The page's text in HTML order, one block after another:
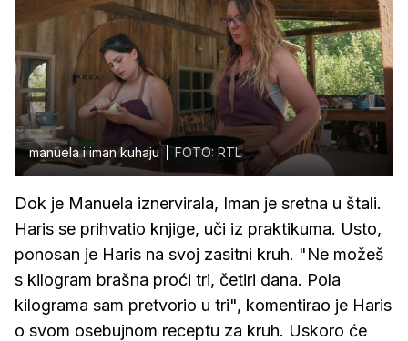
manuela i iman kuhaju FOTO: RTL
Dok je Manuela iznervirala, Iman je sretna u štali.
Haris se prihvatio knjige, uči iz praktikuma. Usto,
ponosan je Haris na svoj zasitni kruh. "Ne možeš
s kilogram brašna proći tri, četiri dana. Pola
kilograma sam pretvorio u tri", komentirao je Haris
o svom osebujnom receptu za kruh. Uskoro će